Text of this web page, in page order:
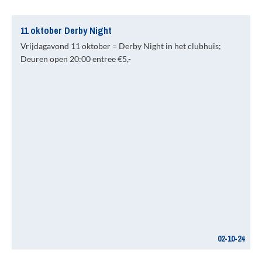
11 oktober Derby Night
Vrijdagavond 11 oktober = Derby Night in het clubhuis;
Deuren open 20:00 entree €5,-
02-10-24